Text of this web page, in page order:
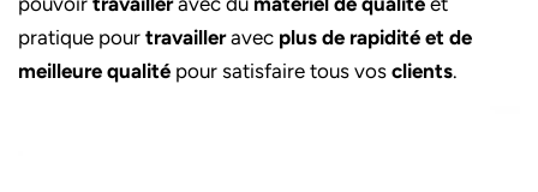
pratique pour travailleravec plus de rapidité et de
meilleure qualité pour satisfaire tous vos clients.